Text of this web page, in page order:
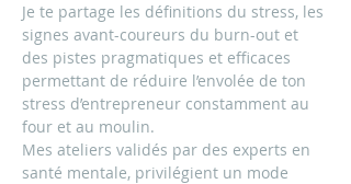
Je te partage les définitions du stress, les
signes avant-coureurs du burn-out et
des pistes pragmatiques et efficaces
permettant de réduire l’envolée de ton
stress d’entrepreneur constamment au
four et au moulin.
Mes ateliers validés par des experts en
santé mentale, privilégient un mode